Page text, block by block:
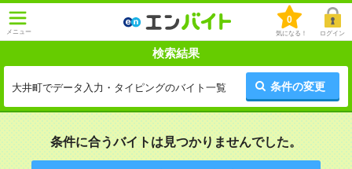
メニュー
0
気になる！ ログイン
検索結果
大井町でデータ入力・タイピングのバイト一覧 条件の変更
条件に合うバイトは見つかりませんでした。